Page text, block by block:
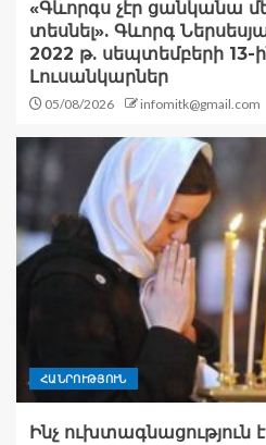
«Գևորգս չէր ցանկանա
տեսնել». Գևորգ
2022 թ. սեպտեմբերի 13-
Լուսանկարներ
05/08/2026 infomitk@gmail.com
ՀԱՆՐՈՒԹՅՈՒՆ
Ինչ ուխտագնացություն